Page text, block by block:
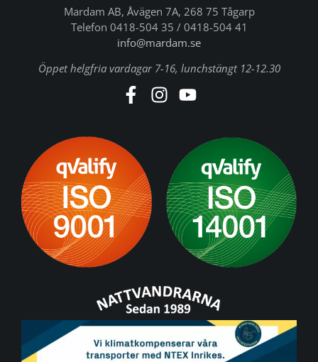
Mardam AB, Åvägen 7A, 268 75 Tågarp
Telefon 0418-504 35 / 0418-504 41
info@mardam.se
Öppet helgfria vardagar 7-16, lunchstängt 12-12.30